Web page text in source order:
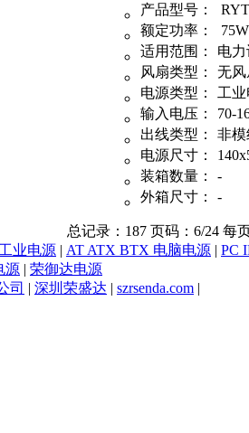
产品型号：
额定功率：
75W
适用范围：
电
风扇类型：
无风
电源类型：
工
输入电压：
70-
出线类型：
非
电源尺寸：
装箱数量：
-
外箱尺寸：
-
总记录：187 页码：6/24 每
业电源 | AT ATX BTX 电脑电源 | PC
源 | 荣御达电源
司 | 深圳荣盛达 | szrsenda.com |